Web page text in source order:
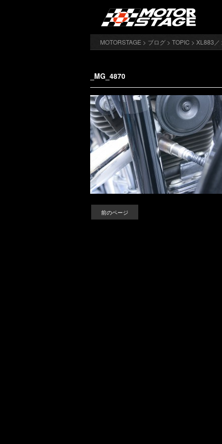
MOTORSTAGE > ブログ > TOPIC > XL883／
_MG_4870
前のページ